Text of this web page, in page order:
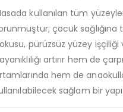
kullanılan tüm
çocuk
pürüzsüz yüzey işçiliği
artırır hem de
hem de
sağlam bir